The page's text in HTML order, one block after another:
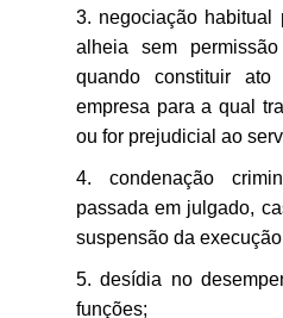
negociação habitual
alheia sem
quando constituir
empresa para a qual
ou for prejudicial ao
condenação
passada em julgado,
suspensão da
desídia no
funções;